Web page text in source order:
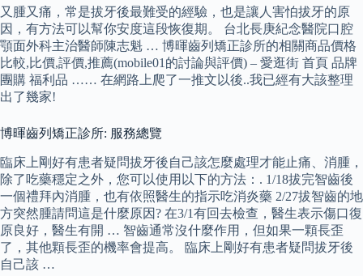
又腫又痛，常是拔牙後最難受的經驗，也是讓人害怕拔牙的原
因，有方法可以幫你安度這段恢復期。 台北長庚紀念醫院口腔
顎面外科主治醫師陳志魁 … 博暉齒列矯正診所的相關商品價格
比較,比價,評價,推薦(mobile01的討論與評價) – 愛逛街 首頁 品牌
團購 福利品 …… 在網路上爬了一推文以後..我已經有大該整理
出了幾家!
博暉齒列矯正診所: 服務總覽
臨床上剛好有患者疑問拔牙後自己該怎麼處理才能止痛、消腫，
除了吃藥穩定之外，您可以使用以下的方法：. 1/18拔完智齒後
一個禮拜內消腫，也有依照醫生的指示吃消炎藥 2/27拔智齒的地
方突然腫請問這是什麼原因? 在3/1有回去檢查，醫生表示傷口復
原良好，醫生有開 … 智齒通常沒什麼作用，但如果一顆長歪
了，其他顆長歪的機率會提高。 臨床上剛好有患者疑問拔牙後
自己該 …